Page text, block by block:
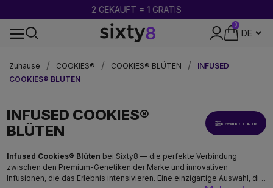
2 GEKAUFT = 1 GRATIS
0
Zuhause
COOKIES® COOKIES® BLÜTEN
INFUSED
COOKIES® BLÜTEN
INFUSED COOKIES®
BLÜTEN
ERWEITERTE FILTER
Infused Cookies® Blüten bei Sixty8 — die perfekte Verbindung
zwischen den Premium-Genetiken der Marke und innovativen
Infusionen, die das Erlebnis intensivieren. Eine einzigartige Auswahl, die